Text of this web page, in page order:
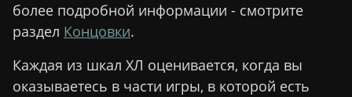
более подробной информации - смотрите
раздел Концовки.
Каждая из шкал ХЛ оценивается, когда вы
оказываетесь в части игры, в которой есть